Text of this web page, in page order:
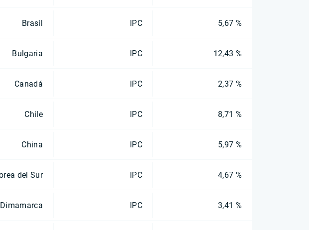
Brasil IPC 5,67 %
Bulgaria IPC 12,43 %
Canadá IPC 2,37 %
Chile IPC 8,71 %
China IPC 5,97 %
del Sur IPC 4,67 %
Dimamarca IPC 3,41 %